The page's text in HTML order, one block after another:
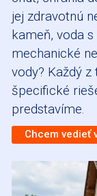
jej zdravotnú
kameň, voda
mechanické
vody? Každý
špecifické
predstavíme.
Chcem vedieť